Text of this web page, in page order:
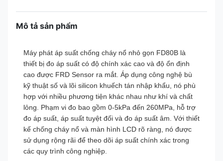
Mô tả sản phẩm
Máy phát áp suất chống cháy nổ nhỏ gọn FD80B là
thiết bị đo áp suất có độ chính xác cao và độ ổn định
cao được FRD Sensor ra mắt. Áp dụng công nghệ bù
kỹ thuật số và lõi silicon khuếch tán nhập khẩu, nó phù
hợp với nhiều phương tiện khác nhau như khí và chất
lỏng. Phạm vi đo bao gồm 0-5kPa đến 260MPa, hỗ trợ
đo áp suất, áp suất tuyệt đối và đo áp suất âm. Với thiết
kế chống cháy nổ và màn hình LCD rõ ràng, nó được
sử dụng rộng rãi để theo dõi áp suất chính xác trong
các quy trình công nghiệp.